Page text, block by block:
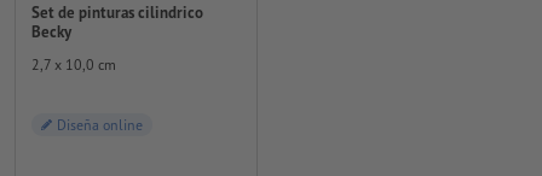
Set de pinturas cilindrico
Becky
2,7 x 10,0 cm
Diseña online